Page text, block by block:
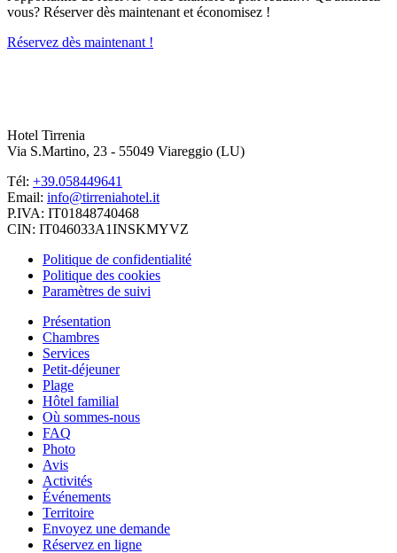
vous? Réserver dès maintenant et économisez !
Réservez dès maintenant !
Hotel Tirrenia
Via S.Martino, 23 - 55049 Viareggio (LU)
Tél: +39.058449641
Email: info@tirreniahotel.it
P.IVA: IT01848740468
CIN: IT046033A1INSKMYVZ
Politique de confidentialité
Politique des cookies
Paramètres de suivi
Présentation
Chambres
Services
Petit-déjeuner
Plage
Hôtel familial
Où sommes-nous
FAQ
Photo
Avis
Activités
Événements
Territoire
Envoyez une demande
Réservez en ligne